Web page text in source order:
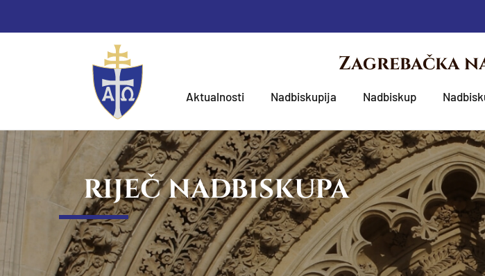
Zagrebačka
Aktualnosti Nadbiskupija Nadbiskup
RIJEČ NADBISKUPA